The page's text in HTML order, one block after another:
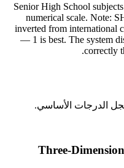
Senior High School
numerical scale. Note:
inverted from international
— 1 is best. The system
correctly
الدرجات الأساسي.
Three-